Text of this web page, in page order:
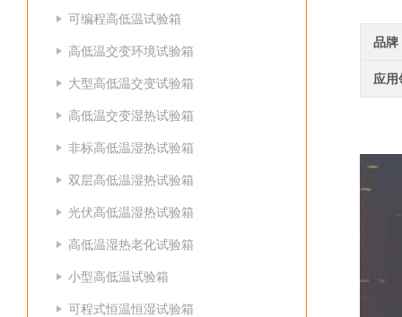
可编程高低温试验箱
高低温交变环境试验箱
大型高低温交变试验箱
高低温交变湿热试验箱
非标高低温湿热试验箱
双层高低温湿热试验箱
光伏高低温湿热试验箱
高低温湿热老化试验箱
小型高低温试验箱
可程式恒温恒湿试验箱
品牌
应用